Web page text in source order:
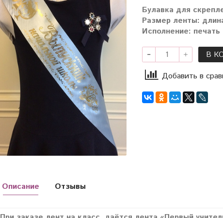
Булавка для
Размер ленты:
Исполнение:
В
Добавить в
Описание Отзывы